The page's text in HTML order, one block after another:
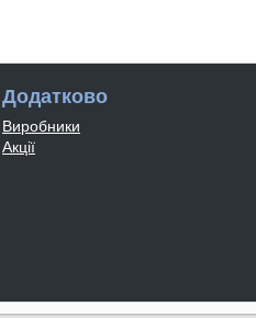
Додатково
Виробники
Акції